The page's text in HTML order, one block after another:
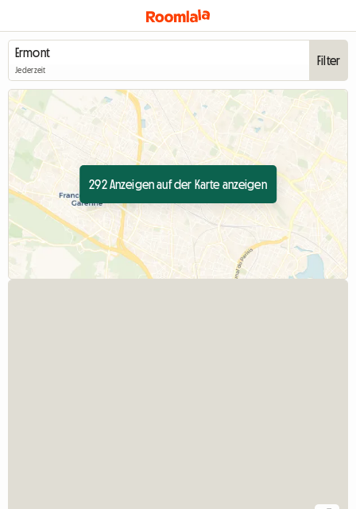
Jederzeit
Filter
292 Anzeigen auf der Karte anzeigen